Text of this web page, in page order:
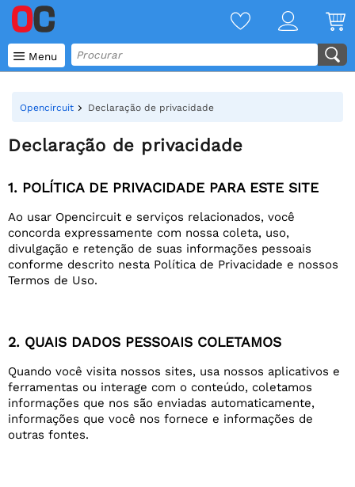
 Menu
Opencircuit Declaração de privacidade
Declaração de privacidade
1. POLÍTICA DE PRIVACIDADE PARA ESTE SITE
Ao usar Opencircuit e serviços relacionados, você
concorda expressamente com nossa coleta, uso,
divulgação e retenção de suas informações pessoais
conforme descrito nesta Política de Privacidade e nossos
Termos de Uso.
2. QUAIS DADOS PESSOAIS COLETAMOS
Quando você visita nossos sites, usa nossos aplicativos e
ferramentas ou interage com o conteúdo, coletamos
informações que nos são enviadas automaticamente,
informações que você nos fornece e informações de
outras fontes.